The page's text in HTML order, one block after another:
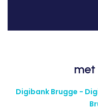
met
Digibank Brugge -